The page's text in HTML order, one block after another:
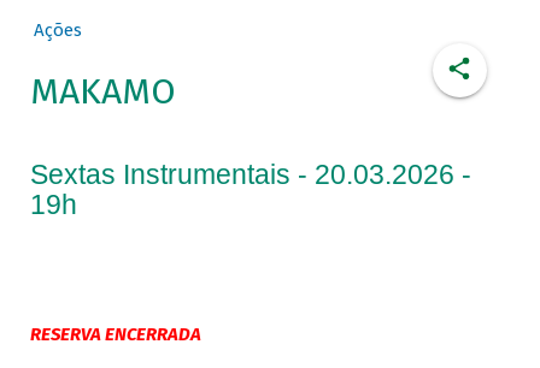
Ações
MAKAMO
Sextas Instrumentais - 20.03.2026 -
19h
RESERVA ENCERRADA